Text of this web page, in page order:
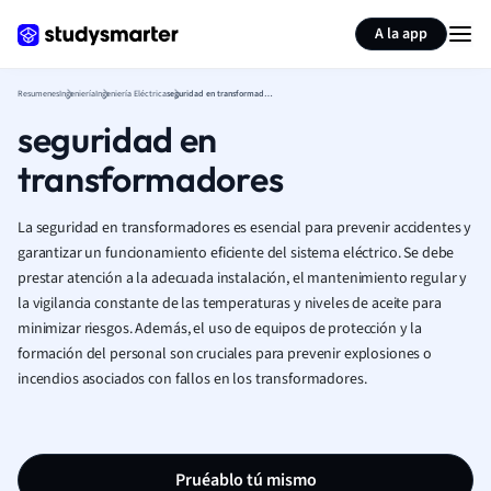
A la app
ResumenesIngenieríaIngeniería Eléctrica seguridad en transformadores
seguridad en
transformadores
La seguridad en transformadores es esencial para prevenir accidentes y
garantizar un funcionamiento eficiente del sistema eléctrico. Se debe
prestar atención a la adecuada instalación, el mantenimiento regular y
la vigilancia constante de las temperaturas y niveles de aceite para
minimizar riesgos. Además, el uso de equipos de protección y la
formación del personal son cruciales para prevenir explosiones o
incendios asociados con fallos en los transformadores.
Pruéablo tú mismo
Resumir página